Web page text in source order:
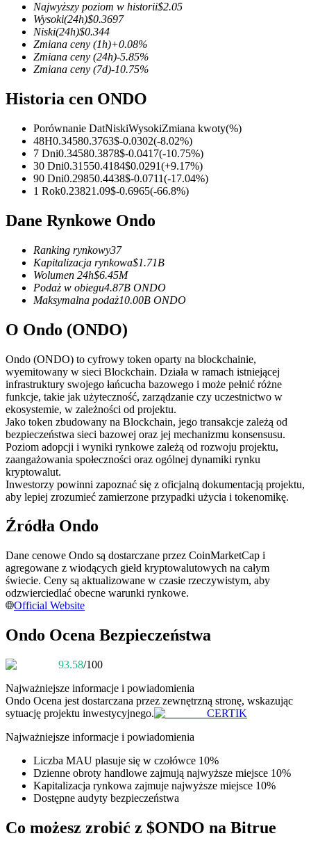
TradFi
Instrumenty pochodne na akcje, forex, metale szlachetne i
Kontrakty terminowe na USDC
Kontrakty futures wykorzystujące USDC jako zabezpieczenie
Kopiowanie Transakcji
Dołącz do najlepszych traderów
Zostań traderem kopiującym
Ciesz się podziałem zysków i prowizjami z kopiowania
transakcji
Informacja
Analiza Big Data, w tym informacje handlowe itp.
Najwyższy poziom w historii$2.05
Wysoki(24h)$0.3697
Niski(24h)$0.344
Zmiana ceny (1h)+0.08%
Zmiana ceny (24h)-5.85%
Zmiana ceny (7d)-10.75%
Historia cen ONDO
Porównanie DatNiskiWysokiZmiana kwoty(%)
48H0.34580.3763$-0.0302(-8.02%)
7 Dni0.34580.3878$-0.0417(-10.75%)
30 Dni0.31550.4184$0.0291(+9.17%)
90 Dni0.29850.4438$-0.0711(-17.04%)
1 Rok0.23821.09$-0.6965(-66.8%)
Dane Rynkowe Ondo
Ranking rynkowy37
Kapitalizacja rynkowa$1.71B
Wolumen 24h$6.45M
Podaż w obiegu4.87B ONDO
Maksymalna podaż10.00B ONDO
O Ondo (ONDO)
Ondo (ONDO) to cyfrowy token oparty na blockchainie,
wyemitowany w sieci Blockchain. Działa w ramach istniejącej
infrastruktury swojego łańcucha bazowego i może pełnić różne
funkcje, takie jak użyteczność, zarządzanie czy uczestnictwo w
ekosystemie, w zależności od projektu.
Jako token zbudowany na Blockchain, jego transakcje zależą od
bezpieczeństwa sieci bazowej oraz jej mechanizmu konsensusu.
Poziom adopcji i wyniki rynkowe zależą od rozwoju projektu,
zaangażowania społeczności oraz ogólnej dynamiki rynku
kryptowalut.
Inwestorzy powinni zapoznać się z oficjalną dokumentacją projektu,
aby lepiej zrozumieć zamierzone przypadki użycia i tokenomikę.
Źródła Ondo
Dane cenowe Ondo są dostarczane przez CoinMarketCap i
agregowane z wiodących giełd kryptowalutowych na całym
świecie. Ceny są aktualizowane w czasie rzeczywistym, aby
odzwierciedlać obecne warunki rynkowe.
Official Website
Ondo Ocena Bezpieczeństwa
93.58/100
Najważniejsze informacje i powiadomienia
Ondo Ocena jest dostarczana przez zewnętrzną stronę, wskazując
sytuację projektu inwestycyjnego.
CERTIK
Najważniejsze informacje i powiadomienia
Liczba MAU plasuje się w czołówce 10%
Dzienne obroty handlowe zajmują najwyższe miejsce 10%
Kapitalizacja rynkowa zajmuje najwyższe miejsce 10%
Dostępne audyty bezpieczeństwa
Co możesz zrobić z $ONDO na Bitrue